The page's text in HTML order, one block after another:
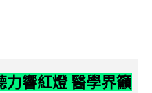
響紅燈 醫學界籲